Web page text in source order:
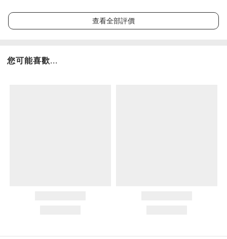
查看全部評價
您可能喜歡...